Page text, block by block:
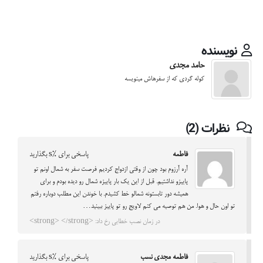
نویسنده
حامد مجدی
کوله گردی که از سفرهاش مینویسه
نظرات (2)
فاطمه پاسخی برای %s بگذارید
آره آرزوم بود چون از وقتی ازدواج کردیم فرصت سفر به شمال اونم تو
پاییزو نداشتیم. قبل از این یک بار پاییزه شمال رو دیده بودم و برای
همیشه دور تابستونه شمالو خط کشیدم. با خوندن این مطلب دوباره رفتم
تو اون حال و هوا. من هم توصیه می کنم لاویج رو تو پاییز ببینید…
در زمان نصب خطایی رخ داد: <strong> </strong>
فاطمه مجدی نسب پاسخی برای %s بگذارید